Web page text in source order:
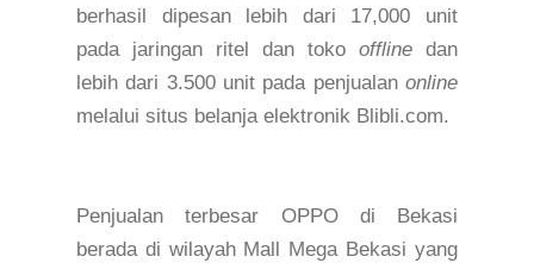
berhasil dipesan lebih dari 17,000 unit
pada jaringan ritel dan toko offline dan
lebih dari 3.500 unit pada penjualan online
melalui situs belanja elektronik Blibli.com.
Penjualan terbesar OPPOdi Bekasi
berada di wilayah Mall Mega Bekasi yang